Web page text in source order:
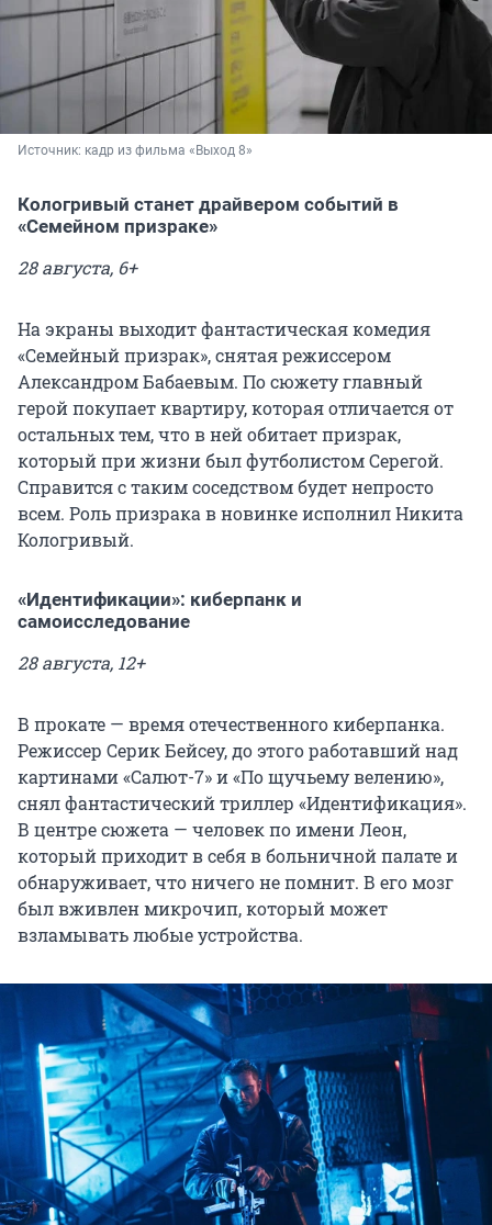
Источник: кадр из фильма «Выход 8»
Кологривый станет драйвером событий в
«Семейном призраке»
28 августа, 6+
На экраны выходит фантастическая комедия
«Семейный призрак», снятая режиссером
Александром Бабаевым. По сюжету главный
герой покупает квартиру, которая отличается от
остальных тем, что в ней обитает призрак,
который при жизни был футболистом Серегой.
Справится с таким соседством будет непросто
всем. Роль призрака в новинке исполнил Никита
Кологривый.
«Идентификации»: киберпанк и
самоисследование
28 августа, 12+
В прокате — время отечественного киберпанка.
Режиссер Серик Бейсеу, до этого работавший над
картинами «Салют-7» и «По щучьему велению»,
снял фантастический триллер «Идентификация».
В центре сюжета — человек по имени Леон,
который приходит в себя в больничной палате и
обнаруживает, что ничего не помнит. В его мозг
был вживлен микрочип, который может
взламывать любые устройства.